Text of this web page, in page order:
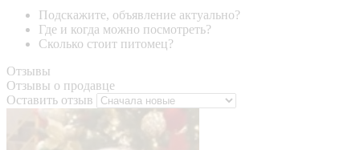
Подскажите, объявление актуально?
Где и когда можно посмотреть?
Сколько стоит питомец?
Отзывы
Отзывы о продавце
Оставить отзыв